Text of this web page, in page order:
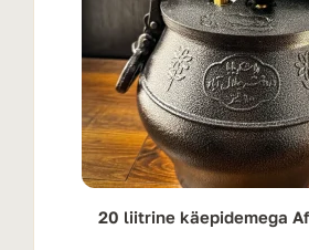
20 liitrine käepidemega